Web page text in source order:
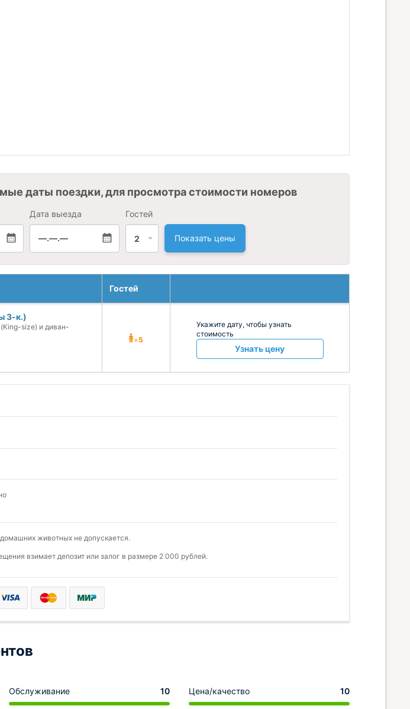
даты поездки, для просмотра стоимости номеров
Дата выезда
—.—.—
Гостей
2 Показать цены
Гостей
3-к.)
size) и диван-
×5
Укажите дату, чтобы узнать
стоимость
Узнать цену
животных не допускается.
взимает депозит или залог в размере 2 000 рублей.
Обслуживание 10 Цена/качество 10